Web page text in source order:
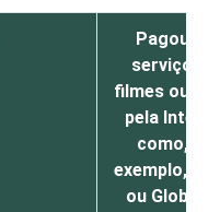
Pagou
serviços
filmes ou
pela
como, por
exemplo,
ou